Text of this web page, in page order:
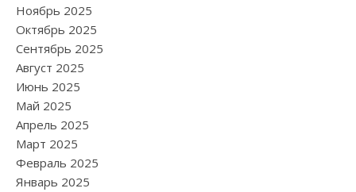
Ноябрь 2025
Октябрь 2025
Сентябрь 2025
Август 2025
Июнь 2025
Май 2025
Апрель 2025
Март 2025
Февраль 2025
Январь 2025